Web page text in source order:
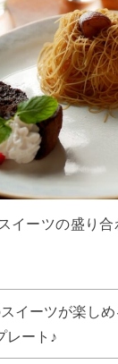
イーツの盛り合
イーツが楽し
レート♪